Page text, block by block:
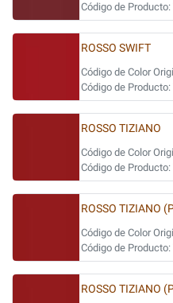
Código de Producto:
ROSSO SWIFT
Código de Color
Código de Producto:
ROSSO TIZIANO
Código de Color
Código de Producto:
ROSSO TIZIANO
Código de Color
Código de Producto:
ROSSO TIZIANO